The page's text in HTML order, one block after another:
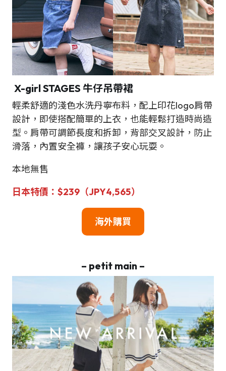
X-girl STAGES 牛仔吊帶裙
輕柔舒適的淺色水洗丹寧布料，配上印花logo肩帶
設計，即使搭配簡單的上衣，也能輕鬆打造時尚造
型。肩帶可調節長度和拆卸，背部交叉設計，防止
滑落，內置安全褲，讓孩子安心玩耍。
本地無售
日本特價：$239（JPY4,565）
海外購買
– petit main –